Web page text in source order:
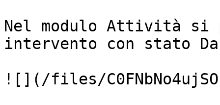
Nel modulo Attività si
intervento con stato
![](/files/